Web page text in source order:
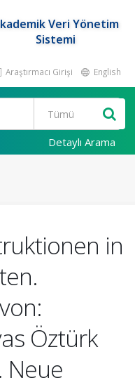
Veri Yönetim
Sistemi
Araştırmacı Girişi English
Detaylı Arama
in
Öztürk
Neue